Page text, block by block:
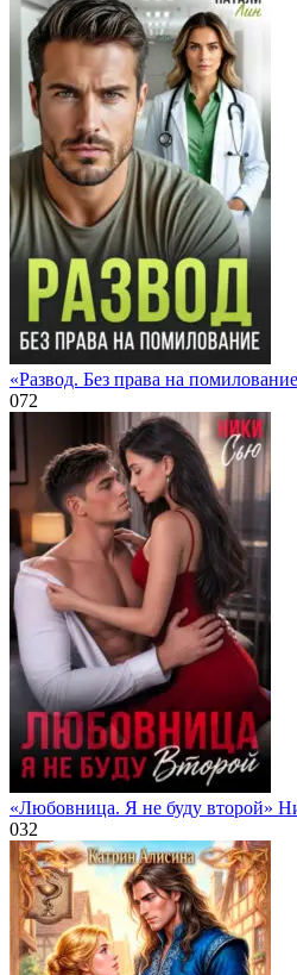
«Развод. Без права на
072
«Любовница. Я не буду второй»
032